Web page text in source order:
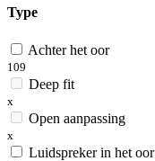
Type
Achter het oor
109
Deep fit
x
Open aanpassing
x
Luidspreker in het oor